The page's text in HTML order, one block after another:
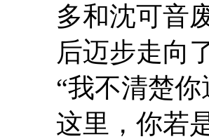
多和沈可音
后迈步走向
“我不清楚
这里，你若